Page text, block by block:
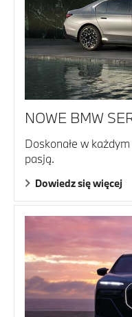
NOWE BMW
Doskonałe w
pasją.
Dowiedz się więcej